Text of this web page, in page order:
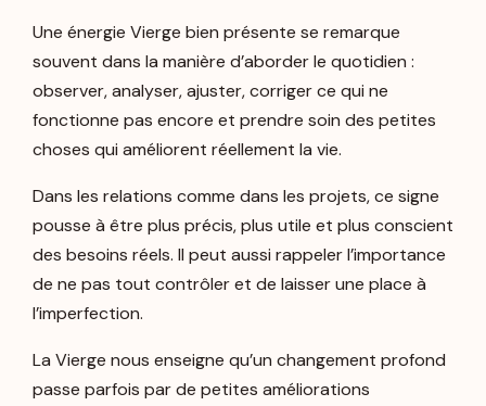
Une énergie Vierge bien présente se remarque
souvent dans la manière d’aborder le quotidien :
observer, analyser, ajuster, corriger ce qui ne
fonctionne pas encore et prendre soin des petites
choses qui améliorent réellement la vie.
Dans les relations comme dans les projets, ce signe
pousse à être plus précis, plus utile et plus conscient
des besoins réels. Il peut aussi rappeler l’importance
de ne pas tout contrôler et de laisser une place à
l’imperfection.
La Vierge nous enseigne qu’un changement profond
passe parfois par de petites améliorations